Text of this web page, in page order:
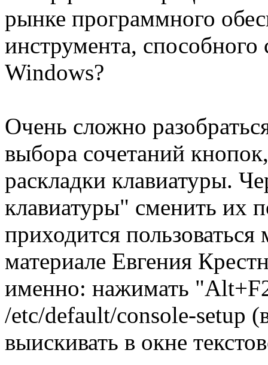
рынке программного
инструмента, способного
Windows?
Очень сложно
выбора сочетаний
раскладки клавиатуры.
клавиатуры" сменить их
приходится
материале Евгения
именно: нажимать
/etc/default/console-setup
выискивать в окне